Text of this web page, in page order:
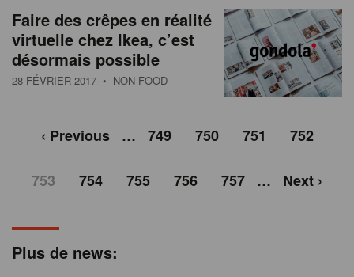
Plus de news:
Faire des crêpes en réalité
virtuelle chez Ikea, c’est
désormais possible
28 FÉVRIER 2017 • NON FOOD
‹ Previous … 749 750 751 752
753 754 755 756 757 … Next ›